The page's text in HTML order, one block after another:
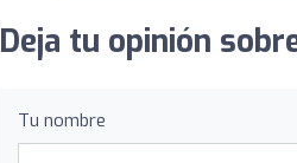
Deja tu opinión
Tu nombre